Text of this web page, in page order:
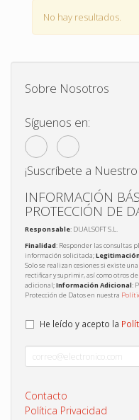
No hay resultados.
Sobre Nosotros
Síguenos en:
¡Suscríbete a
INFORMACIÓN
PROTECCIÓN DE
Responsable: DUALSOFT S.L.
Finalidad: Responder las consultas
información solicitada;Legitimación
Solo se realizan cesiones si existe
rectificar y suprimir, así como otros
adicional;Información Adicional:
Protección de Datos en nuestra
He leído y acepto la
Contacto
Política Privacidad